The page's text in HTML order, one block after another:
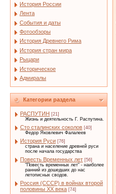
История России
Лента
События и даты
Фотообзоры
История Древнего Рима
История стран мира
Рыцари
Историческое
Адмиралы
Категории раздела
РАСПУТИН [21]
Жизнь и деятельность Г. Распутина.
Сто сталинских соколов [40]
Федор Яковлевич Фалалеев
История Руси [76]
страна и население древней руси
после начала государства
Повесть Временных лет [56]
"Повесть временных лет" - наиболее
ранний из дошедших до нас
летописных сводов.
Россия (СССР) в войнах второй
половины XX века [74]